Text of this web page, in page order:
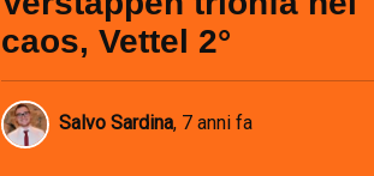
caos, Vettel 2°
Salvo Sardina, 7 anni fa